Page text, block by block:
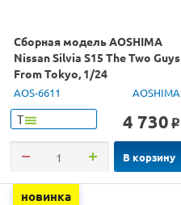
Сборная модель AOSHIMA
Nissan Silvia S15 The Two Guys
From Tokyo, 1/24
AOS-6611 AOSHIMA
Т 4 730 o
В корзину
новинка